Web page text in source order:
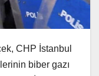
CHP İstanbul
biber gazı